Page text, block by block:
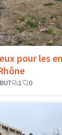
pour les
1 0